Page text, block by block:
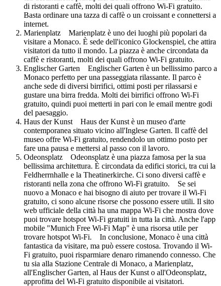
di ristoranti e caffè, molti dei quali offrono Wi-Fi gratuito.
Basta ordinare una tazza di caffè o un croissant e connettersi a
internet.
Marienplatz Marienplatz è uno dei luoghi più popolari da
visitare a Monaco. È sede dell'iconico Glockenspiel, che attira
visitatori da tutto il mondo. La piazza è anche circondata da
caffè e ristoranti, molti dei quali offrono Wi-Fi gratuito.
Englischer Garten Englischer Garten è un bellissimo parco a
Monaco perfetto per una passeggiata rilassante. Il parco è
anche sede di diversi birrifici, ottimi posti per rilassarsi e
gustare una birra fredda. Molti dei birrifici offrono Wi-Fi
gratuito, quindi puoi metterti in pari con le email mentre godi
del paesaggio.
Haus der Kunst Haus der Kunst è un museo d'arte
contemporanea situato vicino all'Inglese Garten. Il caffè del
museo offre Wi-Fi gratuito, rendendolo un ottimo posto per
fare una pausa e mettersi al passo con il lavoro.
Odeonsplatz Odeonsplatz è una piazza famosa per la sua
bellissima architettura. È circondata da edifici storici, tra cui la
Feldherrnhalle e la Theatinerkirche. Ci sono diversi caffè e
ristoranti nella zona che offrono Wi-Fi gratuito. Se sei
nuovo a Monaco e hai bisogno di aiuto per trovare il Wi-Fi
gratuito, ci sono alcune risorse che possono essere utili. Il sito
web ufficiale della città ha una mappa Wi-Fi che mostra dove
puoi trovare hotspot Wi-Fi gratuiti in tutta la città. Anche l'app
mobile "Munich Free Wi-Fi Map" è una risorsa utile per
trovare hotspot Wi-Fi. In conclusione, Monaco è una città
fantastica da visitare, ma può essere costosa. Trovando il Wi-
Fi gratuito, puoi risparmiare denaro rimanendo connesso. Che
tu sia alla Stazione Centrale di Monaco, a Marienplatz,
all'Englischer Garten, al Haus der Kunst o all'Odeonsplatz,
approfitta del Wi-Fi gratuito disponibile ai visitatori.